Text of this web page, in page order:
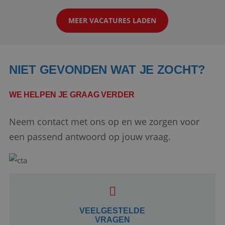
klanten te overtuigen om die droomreis te
boeken! ...
MEER VACATURES LADEN
NIET GEVONDEN WAT JE ZOCHT?
WE HELPEN JE GRAAG VERDER
Neem contact met ons op en we zorgen voor
een passend antwoord op jouw vraag.
VEELGESTELDE
VRAGEN
Google Privacy Policy